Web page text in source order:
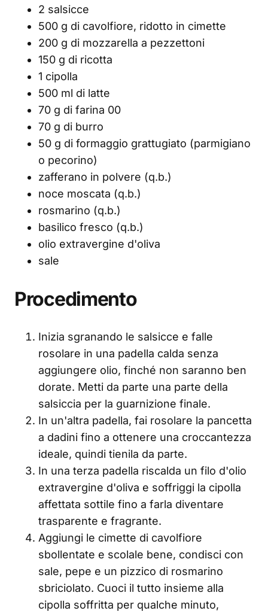
2 salsicce
500 g di cavolfiore, ridotto in cimette
200 g di mozzarella a pezzettoni
150 g di ricotta
1 cipolla
500 ml di latte
70 g di farina 00
70 g di burro
50 g di formaggio grattugiato (parmigiano
o pecorino)
zafferano in polvere (q.b.)
noce moscata (q.b.)
rosmarino (q.b.)
basilico fresco (q.b.)
olio extravergine d'oliva
sale
Procedimento
Inizia sgranando le salsicce e falle
rosolare in una padella calda senza
aggiungere olio, finché non saranno ben
dorate. Metti da parte una parte della
salsiccia per la guarnizione finale.
In un'altra padella, fai rosolare la pancetta
a dadini fino a ottenere una croccantezza
ideale, quindi tienila da parte.
In una terza padella riscalda un filo d'olio
extravergine d'oliva e soffriggi la cipolla
affettata sottile fino a farla diventare
trasparente e fragrante.
Aggiungi le cimette di cavolfiore
sbollentate e scolale bene, condisci con
sale, pepe e un pizzico di rosmarino
sbriciolato. Cuoci il tutto insieme alla
cipolla soffritta per qualche minuto,